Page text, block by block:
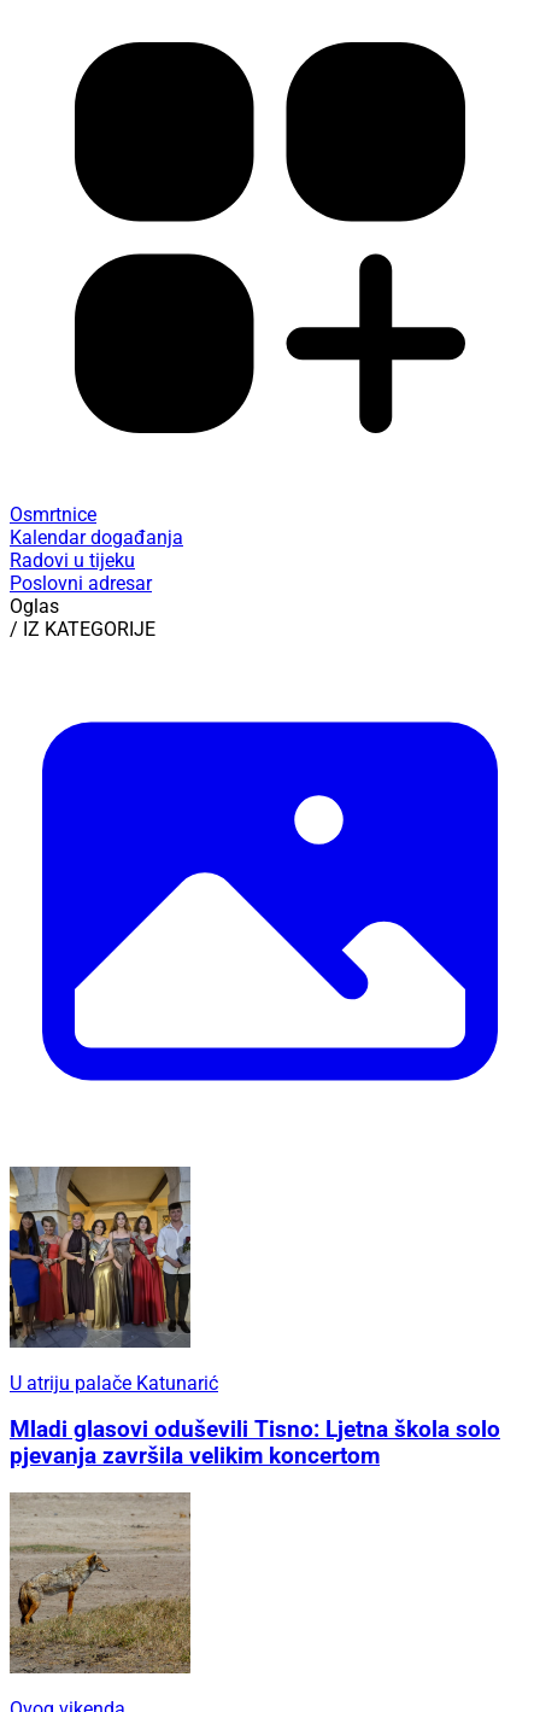
Osmrtnice
Kalendar događanja
Radovi u tijeku
Poslovni adresar
Oglas
/ IZ KATEGORIJE
U atriju palače Katunarić
Mladi glasovi oduševili Tisno: Ljetna škola solo
pjevanja završila velikim koncertom